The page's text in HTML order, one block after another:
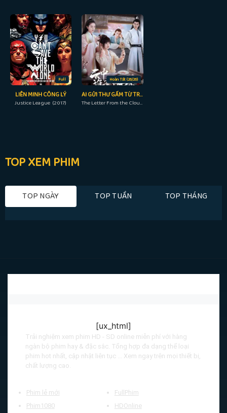
Full
LIÊN MINH CÔNG LÝ
Justice League (2017)
Hoàn Tất (26/26)
AI GỬI THƯ GẤM TỪ TRONG MÂY
The Letter From the Cloud (2022)
TOP XEM PHIM
TOP NGÀY TOP TUẦN TOP THÁNG